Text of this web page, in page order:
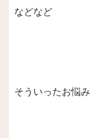
などなど
そういったお悩